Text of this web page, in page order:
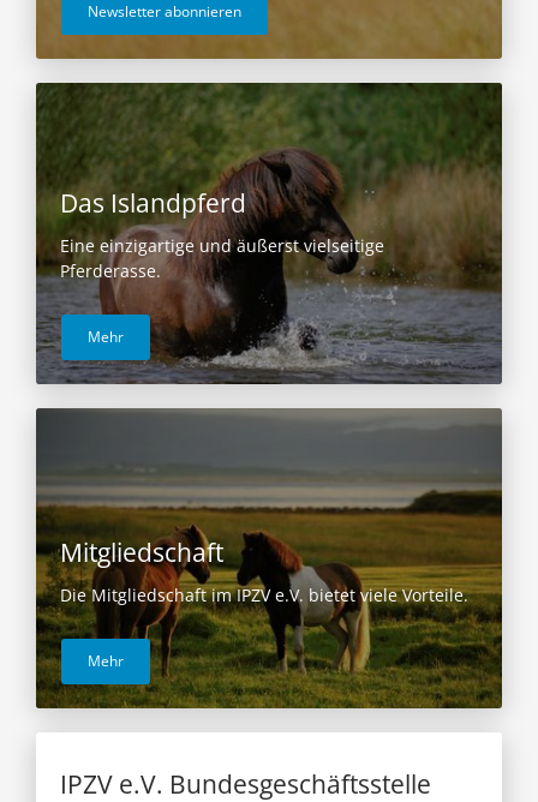
Newsletter abonnieren
Das Islandpferd
Eine einzigartige und äußerst vielseitige
Pferderasse.
Mehr
Mitgliedschaft
Die Mitgliedschaft im IPZV e.V. bietet viele Vorteile.
Mehr
IPZV e.V. Bundesgeschäftsstelle